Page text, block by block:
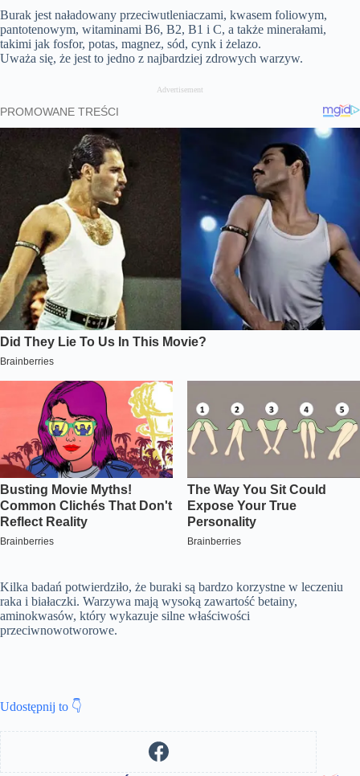
Burak jest naładowany przeciwutleniaczami, kwasem foliowym,
pantotenowym, witaminami B6, B2, B1 i C, a także minerałami,
takimi jak fosfor, potas, magnez, sód, cynk i żelazo.
Uważa się, że jest to jedno z najbardziej zdrowych warzyw.
Advertisement
Kilka badań potwierdziło, że buraki są bardzo korzystne w leczeniu
raka i białaczki. Warzywa mają wysoką zawartość betainy,
aminokwasów, który wykazuje silne właściwości
przeciwnowotworowe.
Udostępnij to 👇